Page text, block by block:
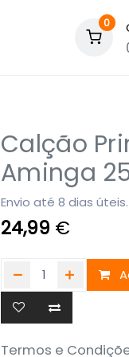
0
Calção
Aminga
Envio até 8 dias úteis.
24,99 €
Termos e